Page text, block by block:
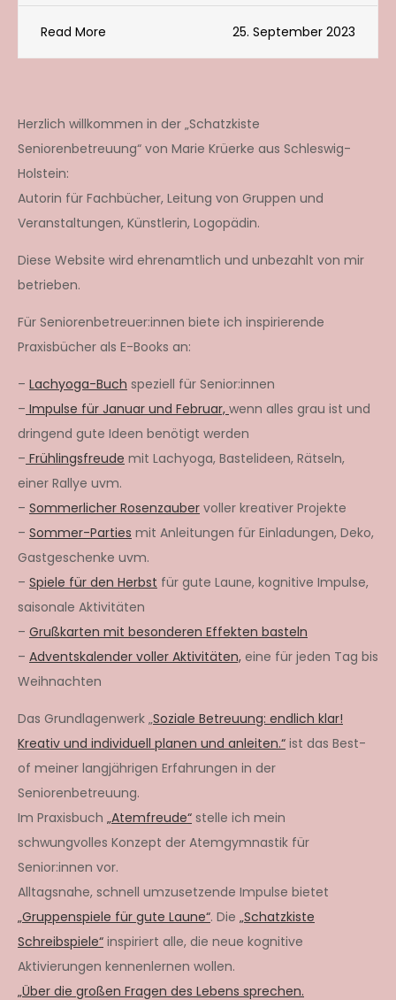
Read More 25. September 2023
Herzlich willkommen in der „Schatzkiste
Seniorenbetreuung“ von Marie Krüerke aus Schleswig-
Holstein:
Autorin für Fachbücher, Leitung von Gruppen und
Veranstaltungen, Künstlerin, Logopädin.
Diese Website wird ehrenamtlich und unbezahlt von mir
betrieben.
Für Seniorenbetreuer:innen biete ich inspirierende
Praxisbücher als E-Books an:
– Lachyoga-Buch speziell für Senior:innen
– Impulse für Januar und Februar, wenn alles grau ist und
dringend gute Ideen benötigt werden
– Frühlingsfreude mit Lachyoga, Bastelideen, Rätseln,
einer Rallye uvm.
– Sommerlicher Rosenzauber voller kreativer Projekte
– Sommer-Parties mit Anleitungen für Einladungen, Deko,
Gastgeschenke uvm.
– Spiele für den Herbst für gute Laune, kognitive Impulse,
saisonale Aktivitäten
– Grußkarten mit besonderen Effekten basteln
– Adventskalender voller Aktivitäten, eine für jeden Tag bis
Weihnachten
Das Grundlagenwerk „Soziale Betreuung: endlich klar!
Kreativ und individuell planen und anleiten.“ ist das Best-
of meiner langjährigen Erfahrungen in der
Seniorenbetreuung.
Im Praxisbuch „Atemfreude“ stelle ich mein
schwungvolles Konzept der Atemgymnastik für
Senior:innen vor.
Alltagsnahe, schnell umzusetzende Impulse bietet
„Gruppenspiele für gute Laune“. Die „Schatzkiste
Schreibspiele“ inspiriert alle, die neue kognitive
Aktivierungen kennenlernen wollen.
„Über die großen Fragen des Lebens sprechen.